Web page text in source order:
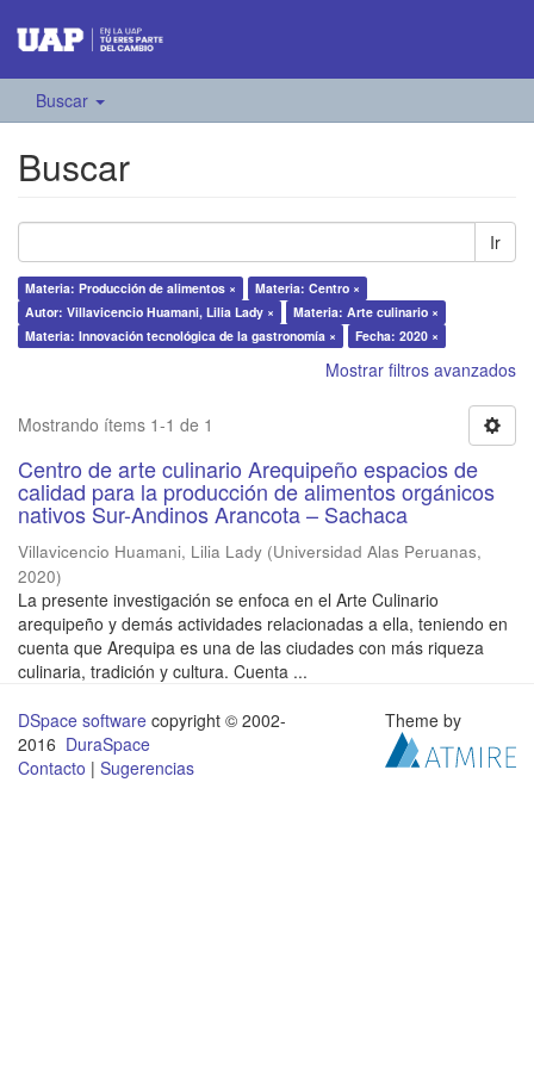
Buscar
Buscar
Ir
Materia: Producción de alimentos ×
Materia: Centro ×
Autor: Villavicencio Huamani, Lilia Lady ×
Materia: Arte culinario ×
Materia: Innovación tecnológica de la gastronomía ×
Fecha: 2020 ×
Mostrar filtros avanzados
Mostrando ítems 1-1 de 1
Centro de arte culinario Arequipeño espacios de
calidad para la producción de alimentos orgánicos
nativos Sur-Andinos Arancota – Sachaca
Villavicencio Huamani, Lilia Lady (Universidad Alas Peruanas,
2020)
La presente investigación se enfoca en el Arte Culinario
arequipeño y demás actividades relacionadas a ella, teniendo en
cuenta que Arequipa es una de las ciudades con más riqueza
culinaria, tradición y cultura. Cuenta ...
DSpace software copyright © 2002-
2016 DuraSpace
Contacto | Sugerencias
Theme by